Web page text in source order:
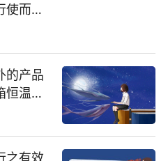
使而发
的产品
恒温装
热器
之有效